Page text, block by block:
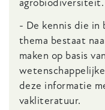
agrobiodiversiteit.
- De kennis die in
thema bestaat
maken op basis
deze informatie
vakliteratuur.